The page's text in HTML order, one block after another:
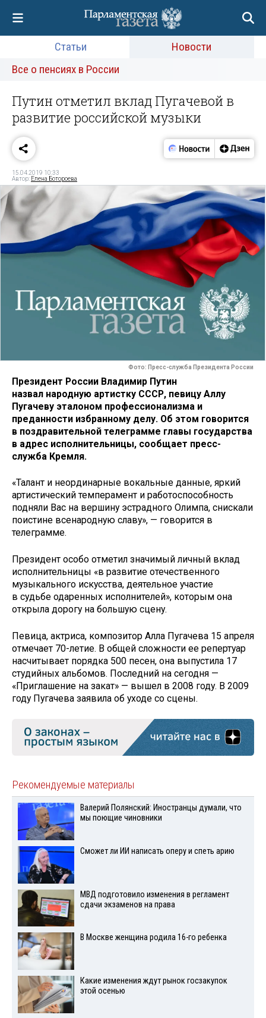
Статьи
Новости
Все о пенсиях в России
Путин отметил вклад Пугачевой в
развитие российской музыки
15.04.2019 10:33
Автор: Елена Ботороева
Фото: Пресс-служба Президента России
Президент России Владимир Путин
назвал народную артистку СССР, певицу Аллу
Пугачеву эталоном профессионализма и
преданности избранному делу. Об этом говорится
в поздравительной телеграмме главы государства
в адрес исполнительницы, сообщает пресс-
служба Кремля.
«Талант и неординарные вокальные данные, яркий
артистический темперамент и работоспособность
подняли Вас на вершину эстрадного Олимпа, снискали
поистине всенародную славу», — говорится в
телеграмме.
Президент особо отметил значимый личный вклад
исполнительницы «в развитие отечественного
музыкального искусства, деятельное участие
в судьбе одаренных исполнителей», которым она
открыла дорогу на большую сцену.
Певица, актриса, композитор Алла Пугачева 15 апреля
отмечает 70-летие. В общей сложности ее репертуар
насчитывает порядка 500 песен, она выпустила 17
студийных альбомов. Последний на сегодня —
«Приглашение на закат» — вышел в 2008 году. В 2009
году Пугачева заявила об уходе со сцены.
Рекомендуемые материалы
Валерий Полянский: Иностранцы думали, что
мы поющие чиновники
Сможет ли ИИ написать оперу и спеть арию
МВД подготовило изменения в регламент
сдачи экзаменов на права
В Москве женщина родила 16-го ребенка
Какие изменения ждут рынок госзакупок
этой осенью